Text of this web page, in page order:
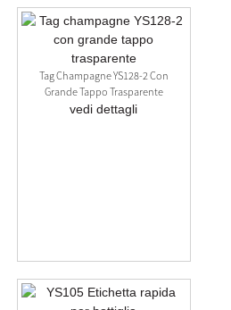
Tag Champagne YS128-2 Con
Grande Tappo Trasparente
vedi dettagli